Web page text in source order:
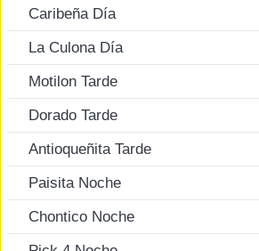
Caribeña Día
La Culona Día
Motilon Tarde
Dorado Tarde
Antioqueñita Tarde
Paisita Noche
Chontico Noche